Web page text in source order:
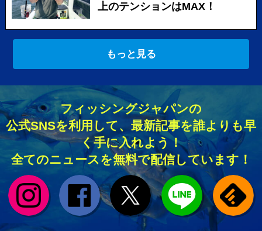
上のテンションはMAX！
もっと見る
フィッシングジャパンの
公式SNSを利用して、最新記事を誰よりも早
く手に入れよう！
全てのニュースを無料で配信しています！